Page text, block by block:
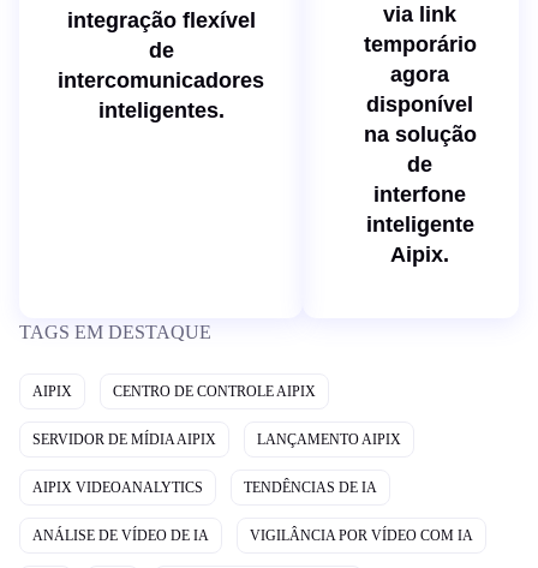
integração flexível
de
intercomunicadores
inteligentes.
via link
temporário
agora
disponível
na solução
de
interfone
inteligente
Aipix.
TAGS EM DESTAQUE
AIPIX CENTRO DE CONTROLE AIPIX
SERVIDOR DE MÍDIA AIPIX LANÇAMENTO AIPIX
AIPIX VIDEOANALYTICS TENDÊNCIAS DE IA
ANÁLISE DE VÍDEO DE IA VIGILÂNCIA POR VÍDEO COM IA